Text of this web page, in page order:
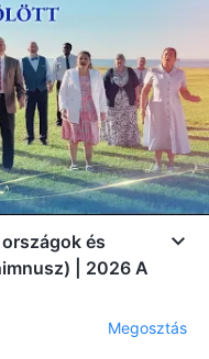
és
| 2026 A
Megosztás